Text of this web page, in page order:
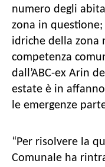
numero degli
zona in
idriche della zona
competenza
dall’ABC-ex Arin
estate è in
le emergenze
“Per risolvere la
Comunale ha